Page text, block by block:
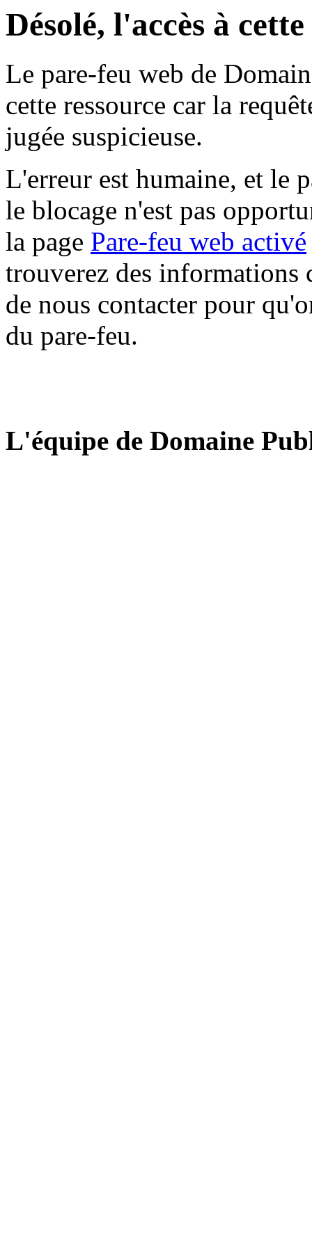
Désolé, l'accès à
Le pare-feu web de
cette ressource car la
jugée suspicieuse.
L'erreur est humaine, et le
le blocage n'est pas
la page Pare-feu web activé
trouverez des informations
de nous contacter pour
du pare-feu.
L'équipe de Domaine